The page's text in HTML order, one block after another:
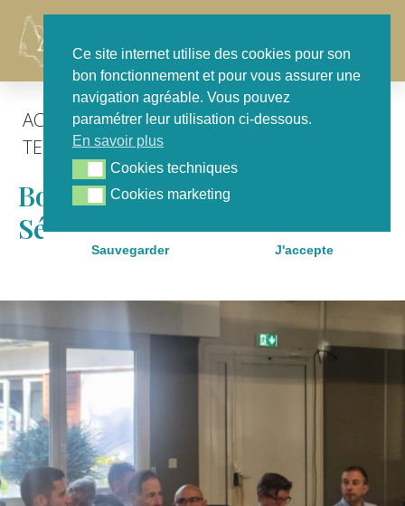
ACTU GÉNÉRALE,FOCUS,POUR NOTRE
TERRITOIRE
Bordeaux Métropole :
Séminaire De Rentrée
Ce site internet utilise des cookies pour son
bon fonctionnement et pour vous assurer une
navigation agréable. Vous pouvez
paramétrer leur utilisation ci-dessous.
En savoir plus
Cookies techniques
Cookies techniques
Cookies marketing
Cookies marketing
Sauvegarder J'accepte